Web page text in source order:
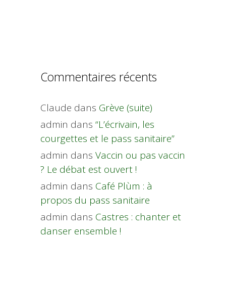
Commentaires récents
Claude dans Grève (suite)
admin dans “L’écrivain, les
courgettes et le pass sanitaire”
admin dans Vaccin ou pas vaccin
? Le débat est ouvert !
admin dans Café Plùm : à
propos du pass sanitaire
admin dans Castres : chanter et
danser ensemble !